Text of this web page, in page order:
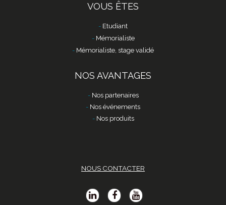
VOUS ÊTES
Etudiant
Mémorialiste
Mémorialiste, stage validé
NOS AVANTAGES
Nos partenaires
Nos événements
Nos produits
NOUS CONTACTER